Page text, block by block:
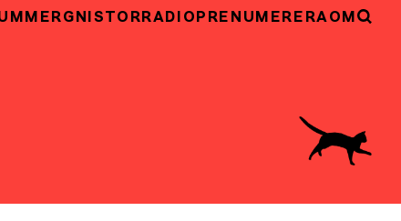
GNISTOR RADIO PRENUMERERAOM